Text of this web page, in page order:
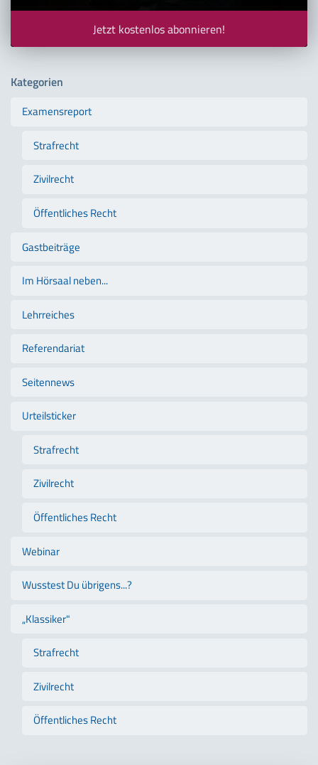
Jetzt kostenlos abonnieren!
Kategorien
Examensreport
Strafrecht
Zivilrecht
Öffentliches Recht
Gastbeiträge
Im Hörsaal neben...
Lehrreiches
Referendariat
Seitennews
Urteilsticker
Strafrecht
Zivilrecht
Öffentliches Recht
Webinar
Wusstest Du übrigens...?
„Klassiker"
Strafrecht
Zivilrecht
Öffentliches Recht